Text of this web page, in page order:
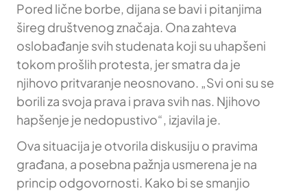
Pored lične borbe, dijana se bavi i pitanjima
šireg društvenog značaja. Ona zahteva
oslobađanje svih studenata koji su uhapšeni
tokom prošlih protesta, jer smatra da je
njihovo pritvaranje neosnovano. „Svi oni su se
borili za svoja prava i prava svih nas. Njihovo
hapšenje je nedopustivo“, izjavila je.
Ova situacija je otvorila diskusiju o pravima
građana, a posebna pažnja usmerena je na
princip odgovornosti. Kako bi se smanjio